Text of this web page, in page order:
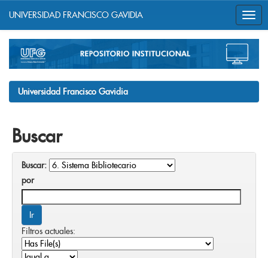
navigation
UNIVERSIDAD FRANCISCO GAVIDIA
Universidad Francisco Gavidia
Buscar
Buscar:
por
Filtros actuales: